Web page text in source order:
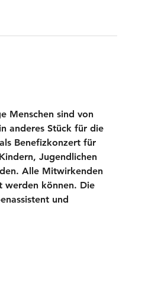
Menschen sind von
anderes Stück für die
Benefizkonzert für
Jugendlichen
Alle Mitwirkenden
werden können. Die
und